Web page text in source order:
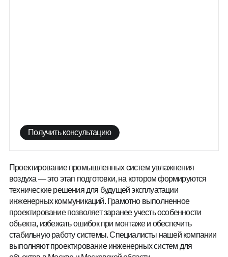
Получить консультацию
Проектирование промышленных систем увлажнения
воздуха — это этап подготовки, на котором формируются
технические решения для будущей эксплуатации
инженерных коммуникаций. Грамотно выполненное
проектирование позволяет заранее учесть особенности
объекта, избежать ошибок при монтаже и обеспечить
стабильную работу системы. Специалисты нашей компании
выполняют проектирование инженерных систем для